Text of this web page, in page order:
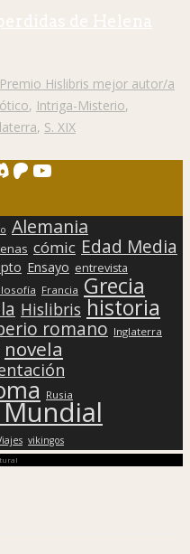
de Helena
Premio Hislibris mejor autor/a
, Intriga-Misterio,
, S. XIX
Patreon
YouTube
Alemania
cómic Edad Media
Ensayo entrevista
Francia Grecia
Hislibris historia
romano Inglaterra
novela
Rusia
vikingos